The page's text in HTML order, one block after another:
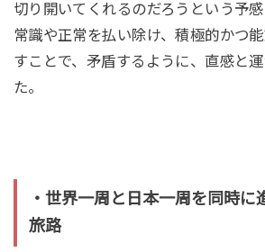
切り開いてくれるのだろうという予
常識や正常を払い除け、積極的かつ
すことで、矛盾するように、直感と
た。
・世界一周と日本一周を同時に
旅路